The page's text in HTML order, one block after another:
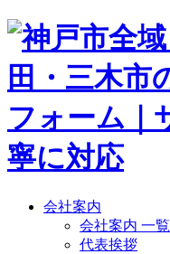
会社案内
会社案内 一覧
代表挨拶